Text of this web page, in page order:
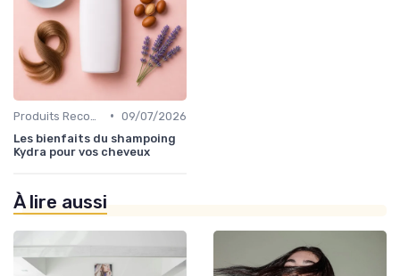
• 09/07/2026
Les bienfaits du shampoing
Kydra pour vos cheveux
À lire aussi